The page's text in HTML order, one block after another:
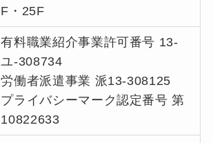
F・25F
有料職業紹介事業許可番号 13-
ユ-308734
労働者派遣事業 派13-308125
プライバシーマーク認定番号 第
10822633